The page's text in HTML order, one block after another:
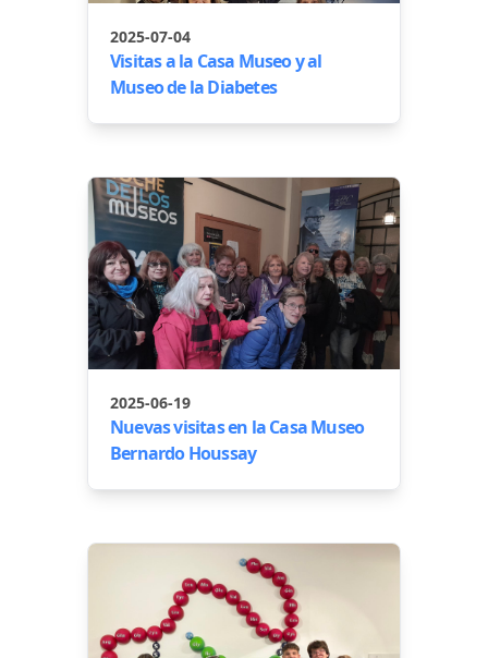
2025-07-04
Visitas a la Casa Museo y al
Museo de la Diabetes
2025-06-19
Nuevas visitas en la Casa Museo
Bernardo Houssay